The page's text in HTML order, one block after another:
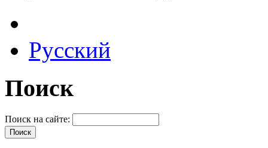
Русский
Поиск
Поиск на сайте: